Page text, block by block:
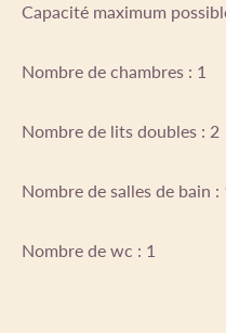
Capacité maximum
Nombre de chambres : 1
Nombre de lits doubles : 2
Nombre de salles de bain :
Nombre de wc : 1